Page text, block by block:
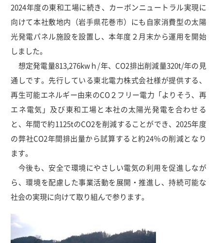
2024年度の東和工場に続き、カーボンニュートラル実現に
向けて本社敷地内（岩手県花巻市）にも自家消費型の太陽
光発電パネル施設を設置し、本年度２月末から運用を開始
しました。
想定発電量813,276kwｈ/年、CO2排出削減量320t/年の見
通しです。先行している東北電力株式会社様が提供する、
再生可能エネルギー由来のCO２フリー電力「よりそう、再
エネ電気」及び東和工場と本社の太陽光発電を合わせる
と、年間で約1125tのCO2を削減することができ、2025年度
の弊社CO2年間排出量から試算すると約24％の削減となり
ます。
今後も、安全で環境にやさしい電気の利用を促進しなが
ら、環境を配慮した事業活動を展開・推進し、持続可能な
社会の実現に向けて取り組んで参ります。